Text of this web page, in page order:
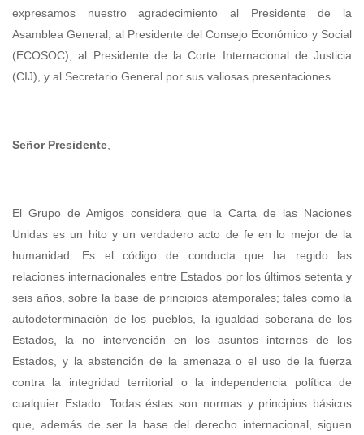
expresamos nuestro agradecimiento al Presidente de la
Asamblea General, al Presidente del Consejo Económico y Social
(ECOSOC), al Presidente de la Corte Internacional de Justicia
(CIJ), y al Secretario General por sus valiosas presentaciones.
Señor Presidente
El Grupo de Amigos considera que la Carta de las Naciones
Unidas es un hito y un verdadero acto de fe en lo mejor de la
humanidad. Es el código de conducta que ha regido las
relaciones internacionales entre Estados por los últimos setenta y
seis años, sobre la base de principios atemporales; tales como la
autodeterminación de los pueblos, la igualdad soberana de los
Estados, la no intervención en los asuntos internos de los
Estados, y la abstención de la amenaza o el uso de la fuerza
contra la integridad territorial o la independencia política de
cualquier Estado. Todas éstas son normas y principios básicos
que, además de ser la base del derecho internacional, siguen